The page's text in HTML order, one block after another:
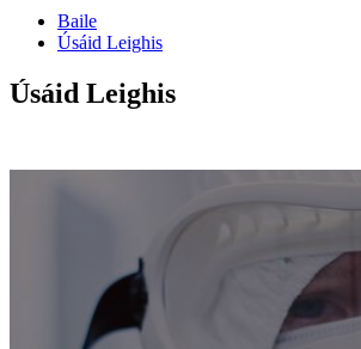
Baile
Úsáid Leighis
Úsáid Leighis